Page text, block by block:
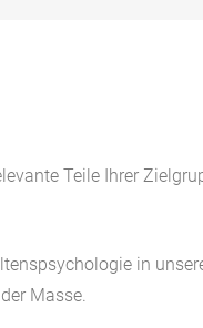
Teile Ihrer
in
Masse.